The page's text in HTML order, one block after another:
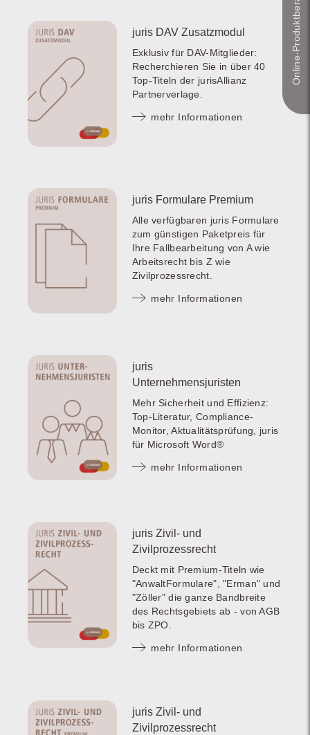
juris DAV Zusatzmodul
Exklusiv für DAV-Mitglieder:
Recherchieren Sie in über 40
Top-Titeln der jurisAllianz
Partnerverlage.
mehr Informationen
juris Formulare Premium
Alle verfügbaren juris Formulare
zum günstigen Paketpreis für
Ihre Fallbearbeitung von A wie
Arbeitsrecht bis Z wie
Zivilprozessrecht.
mehr Informationen
juris
Unternehmensjuristen
Mehr Sicherheit und Effizienz:
Top-Literatur, Compliance-
Monitor, Aktualitätsprüfung, juris
für Microsoft Word®
mehr Informationen
juris Zivil- und
Zivilprozessrecht
Deckt mit Premium-Titeln wie
"AnwaltFormulare", "Erman" und
"Zöller" die ganze Bandbreite
des Rechtsgebiets ab - von AGB
bis ZPO.
mehr Informationen
juris Zivil- und
Zivilprozessrecht
Online-Produkt­berater